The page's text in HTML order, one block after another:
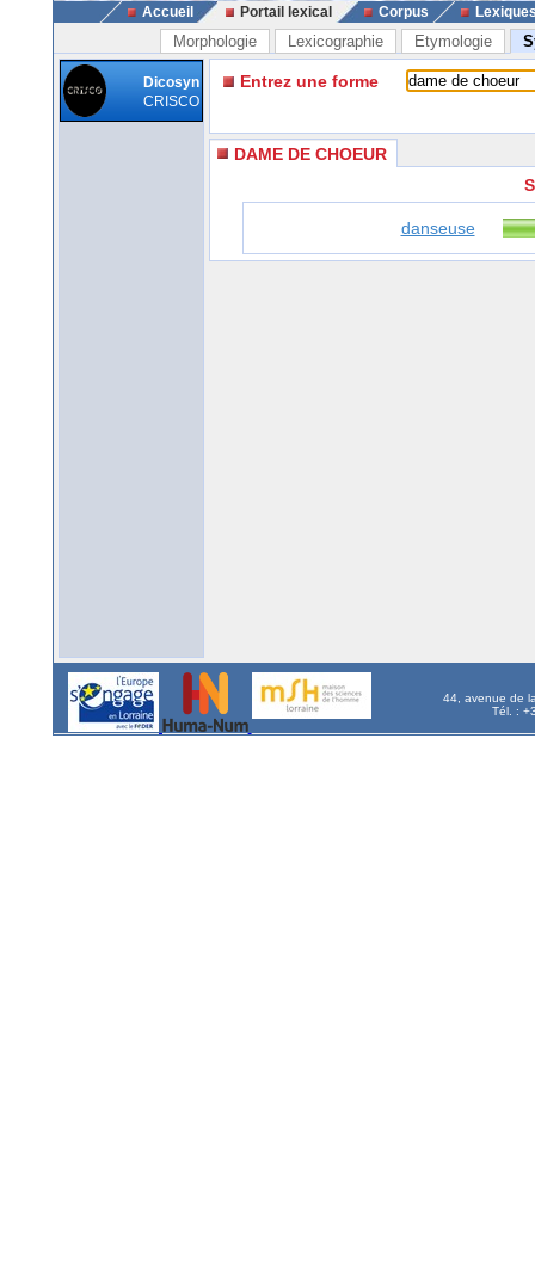
Accueil Portail lexical Corpus
Morphologie Lexicographie Etymologie
Dicosyn
CRISCO
Entrez une forme
DAME DE CHOEUR
danseuse
44, avenue de
Tél. :